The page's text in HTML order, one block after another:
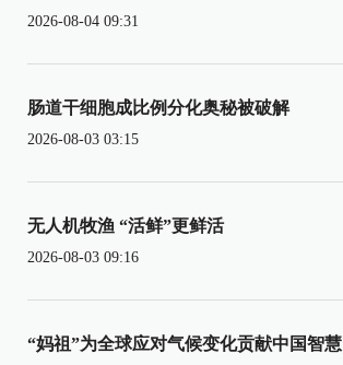
2026-08-04 09:31
肠道干细胞成比例分化奥秘被破解
2026-08-03 03:15
无人机牧渔 “活鲜”更鲜活
2026-08-03 09:16
“妈祖”为全球应对气候变化贡献中国智慧